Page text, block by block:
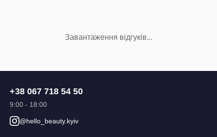
Завантаження відгуків...
+38 067 718 54 50
9:00 - 18:00
@hello_beauty.kyiv